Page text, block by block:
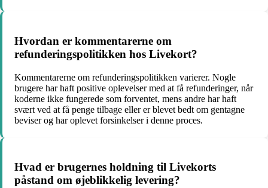
Hvordan er kommentarerne om
refunderingspolitikken hos Livekort?
Kommentarerne om refunderingspolitikken varierer. Nogle
brugere har haft positive oplevelser med at få refunderinger, når
koderne ikke fungerede som forventet, mens andre har haft
svært ved at få penge tilbage eller er blevet bedt om gentagne
beviser og har oplevet forsinkelser i denne proces.
Hvad er brugernes holdning til Livekorts
påstand om øjeblikkelig levering?